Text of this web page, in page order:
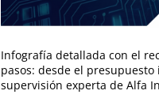
Infografía detallada con el
pasos: desde el
supervisión experta de Alfa